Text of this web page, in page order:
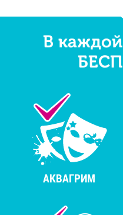
В
АКВАГРИМ